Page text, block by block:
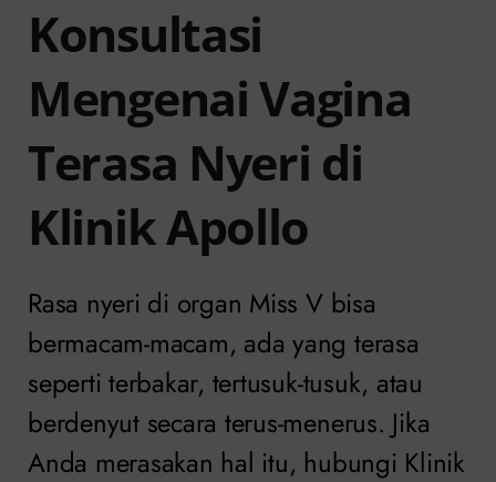
Konsultasi
Mengenai Vagina
Terasa Nyeri di
Klinik Apollo
Rasa nyeri di organ Miss V bisa
bermacam-macam, ada yang terasa
seperti terbakar, tertusuk-tusuk, atau
berdenyut secara terus-menerus. Jika
Anda merasakan hal itu, hubungi Klinik